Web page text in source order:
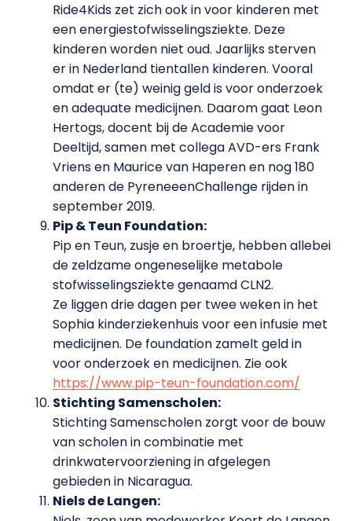
Ride4Kids zet zich ook in voor kinderen met
een energiestofwisselingsziekte. Deze
kinderen worden niet oud. Jaarlijks sterven
er in Nederland tientallen kinderen. Vooral
omdat er (te) weinig geld is voor onderzoek
en adequate medicijnen. Daarom gaat Leon
Hertogs, docent bij de Academie voor
Deeltijd, samen met collega AVD-ers Frank
Vriens en Maurice van Haperen en nog 180
anderen de PyreneeenChallenge rijden in
september 2019.
Pip & Teun Foundation:
Pip en Teun, zusje en broertje, hebben allebei
de zeldzame ongeneselijke metabole
stofwisselingsziekte genaamd CLN2.
Ze liggen drie dagen per twee weken in het
Sophia kinderziekenhuis voor een infusie met
medicijnen. De foundation zamelt geld in
voor onderzoek en medicijnen. Zie ook
https://www.pip-teun-foundation.com/
Stichting Samenscholen:
Stichting Samenscholen zorgt voor de bouw
van scholen in combinatie met
drinkwatervoorziening in afgelegen
gebieden in Nicaragua.
Niels de Langen: